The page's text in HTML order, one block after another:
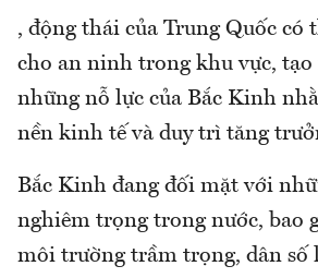
, động thái của Trung Quốc có
cho an ninh trong khu vực,
những nỗ lực của Bắc Kinh
nền kinh tế và duy trì tăng
Bắc Kinh đang đối mặt với
nghiêm trọng trong nước, bao
môi trường trầm trọng, dân số